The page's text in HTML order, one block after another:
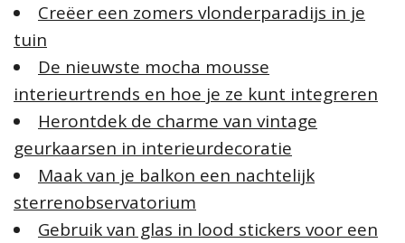
Creëer een zomers vlonderparadijs in je
tuin
De nieuwste mocha mousse
interieurtrends en hoe je ze kunt integreren
Herontdek de charme van vintage
geurkaarsen in interieurdecoratie
Maak van je balkon een nachtelijk
sterrenobservatorium
Gebruik van glas in lood stickers voor een